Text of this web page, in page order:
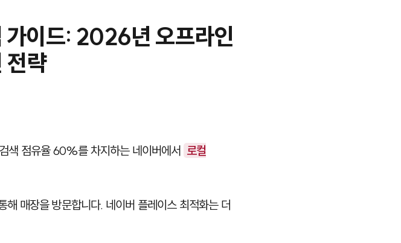
가이드: 2026년 오프라인
략
색 점유율 60%를 차지하는 네이버에서 로컬
매장을 방문합니다. 네이버 플레이스 최적화는 더